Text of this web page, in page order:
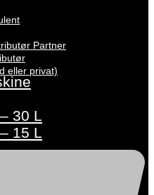
Partner
eller privat)
30 L
15 L